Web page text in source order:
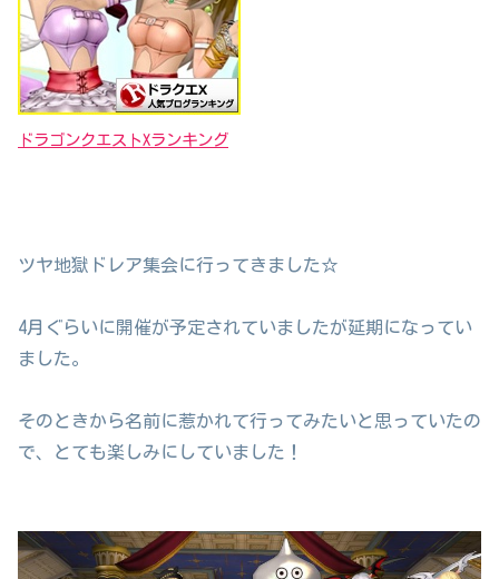
ドラゴンクエストXランキング
ツヤ地獄ドレア集会に行ってきました☆
4月ぐらいに開催が予定されていましたが延期になってい
ました。
そのときから名前に惹かれて行ってみたいと思っていたの
で、とても楽しみにしていました！